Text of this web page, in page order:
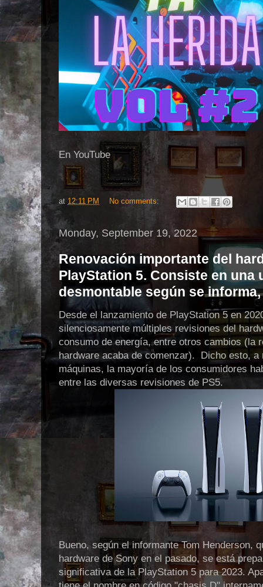
En YouTube
at 12:11 PM No comments:
Monday, September 19, 2022
Renovación importante del
PlayStation 5. Consiste en una
desmontable según se
Desde el lanzamiento de PlayStation 5 en
silenciosamente múltiples revisiones del
consumo de energía, entre otros cambios (la
hardware acaba de comenzar). Dicho esto, a
máquinas, la mayoría de los consumidores
entre las diversas revisiones de PS5.
Bueno, según el informante Tom Henderson,
hardware de Sony en el pasado, se está
significativa de la PlayStation 5 para 2023.